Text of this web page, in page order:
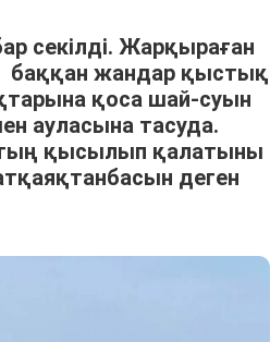
секілді. Жарқыраған
жандар қыстық
қоса шай-суын
ауласына тасуда.
қысылып қалатыны
деген